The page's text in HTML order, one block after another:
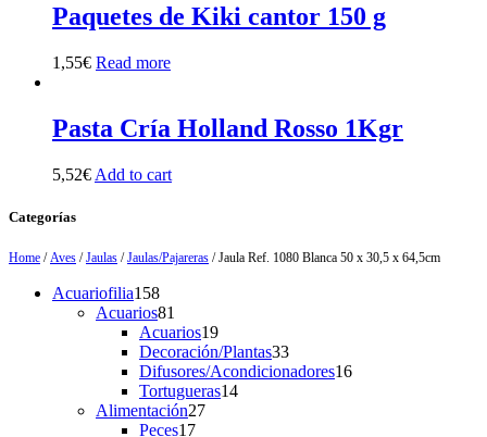
Paquetes de Kiki cantor 150 g
1,55€ Read more
Pasta Cría Holland Rosso 1Kgr
5,52€ Add to cart
Categorías
Home /Aves /Jaulas /Jaulas/Pajareras / Jaula Ref. 1080 Blanca 50 x 30,5 x 64,5cm
Acuariofilia158158
products
Acuarios81
products
Acuarios1919
products
Decoración/Plantas3333
products
Difusores/Acondicionadores1616
Tortugueras1414
Alimentación2727
Peces1717